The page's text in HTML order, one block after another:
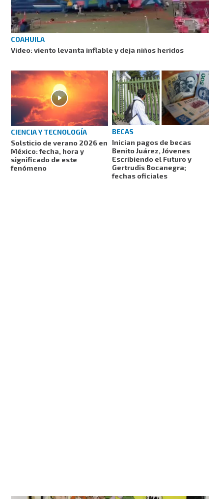
COAHUILA
Video: viento levanta inflable y deja niños heridos
CIENCIA Y TECNOLOGÍA
Solsticio de verano 2026 en
México: fecha, hora y
significado de este
fenómeno
BECAS
Inician pagos de becas
Benito Juárez, Jóvenes
Escribiendo el Futuro y
Gertrudis Bocanegra;
fechas oficiales